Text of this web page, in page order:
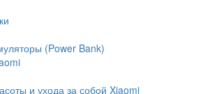
(Power Bank)
и ухода за собой Xiaomi